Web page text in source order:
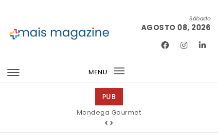
Sábado
AGOSTO 08, 2026
MENU
Toggle
PUB
Mondega Gourmet